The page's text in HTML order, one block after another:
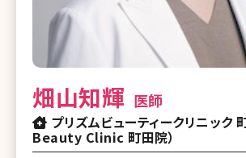
畑山知輝 医師
プリズムビューティークリニック
Beauty Clinic 町田院）